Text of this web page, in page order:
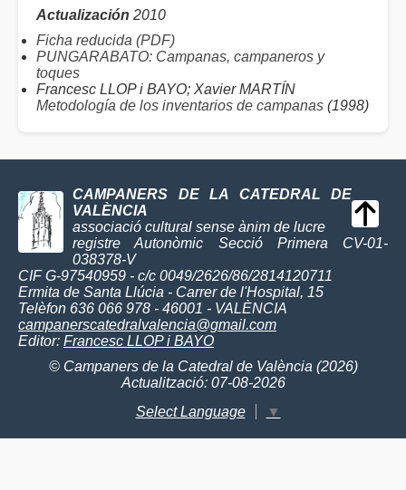
Actualización 2010
Ficha reducida (PDF)
PUNGARABATO: Campanas, campaneros y
toques
Francesc LLOP i BAYO; Xavier MARTÍN
Metodología de los inventarios de campanas (1998)
CAMPANERS DE LA CATEDRAL DE
VALÈNCIA
associació cultural sense ànim de lucre
registre Autonòmic Secció Primera CV-01-
038378-V
CIF G-97540959 - c/c 0049/2626/86/2814120711
Ermita de Santa Llúcia - Carrer de l'Hospital, 15
Telèfon 636 066 978 - 46001 - VALÈNCIA
campanerscatedralvalencia@gmail.com
Editor: Francesc LLOP i BAYO
© Campaners de la Catedral de València (2026)
Actualització: 07-08-2026
Select Language
▼